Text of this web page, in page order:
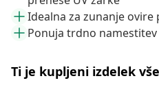
Idealna za zunanje ovire
Ponuja trdno
Ti je kupljeni izdelek